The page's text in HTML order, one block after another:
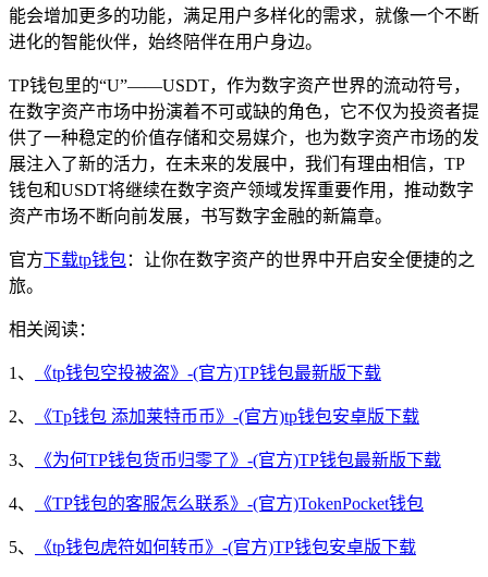
能会增加更多的功能，满足用户多样化的需求，就像一个不断
进化的智能伙伴，始终陪伴在用户身边。
TP钱包里的“U”——USDT，作为数字资产世界的流动符号，
在数字资产市场中扮演着不可或缺的角色，它不仅为投资者提
供了一种稳定的价值存储和交易媒介，也为数字资产市场的发
展注入了新的活力，在未来的发展中，我们有理由相信，TP
钱包和USDT将继续在数字资产领域发挥重要作用，推动数字
资产市场不断向前发展，书写数字金融的新篇章。
官方下载tp钱包：让你在数字资产的世界中开启安全便捷的之
旅。
相关阅读：
1、 《tp钱包空投被盗》-(官方)TP钱包最新版下载
2、 《Tp钱包 添加莱特币币》-(官方)tp钱包安卓版下载
3、 《为何TP钱包货币归零了》-(官方)TP钱包最新版下载
4、 《TP钱包的客服怎么联系》-(官方)TokenPocket钱包
5、 《tp钱包虎符如何转币》-(官方)TP钱包安卓版下载